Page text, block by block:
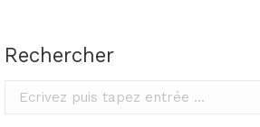
Rechercher
Rechercher